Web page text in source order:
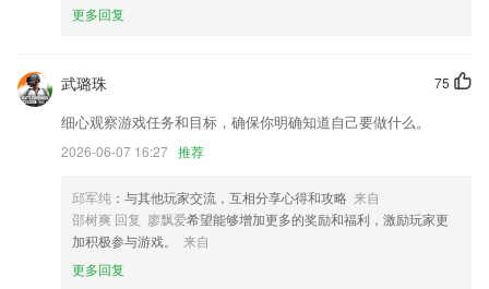
考试检验党员学习成果
APP端支持注销功能。
游戏内悬浮球优化
全新版本上线，修复上版本问题
首页消息新增类别
优化了音频稿件播放器
联系我们
更多回复
75
武璐珠
细心观察游戏任务和目标，确保你明确知道自己要做什么。
2026-06-07 16:27 推荐
邱军纯 ：与其他玩家交流，互相分享心得和攻略 来自
邵树爽 回复 廖飘爱希望能够增加更多的奖励和福利，激励玩家更
加积极参与游戏。
来自
更多回复